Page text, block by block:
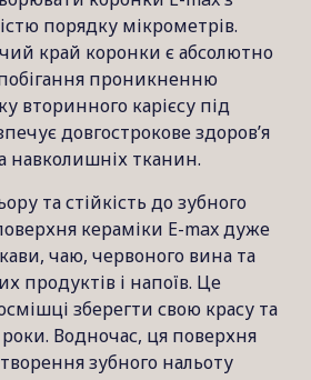
порядку мікрометрів.
край коронки є абсолютно
проникненню
вторинного карієсу під
довгострокове здоров’я
навколишніх тканин.
та стійкість до зубного
кераміки E-max дуже
чаю, червоного вина та
продуктів і напоїв. Це
зберегти свою красу та
роки. Водночас, ця поверхня
зубного нальоту